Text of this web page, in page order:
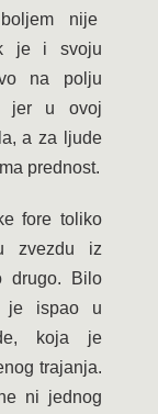
nije
je i svoju
na polju
jer u ovoj
a za ljude
prednost.
fore toliko
zvezdu iz
drugo. Bilo
je ispao u
koja je
trajanja.
ni jednog